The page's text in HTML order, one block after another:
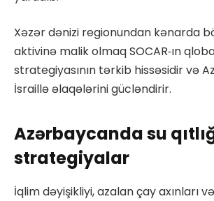
Xəzər dənizi regionundan kənarda
aktivinə malik olmaq SOCAR‑ın
strategiyasının tərkib hissəsidir və
İsraillə əlaqələrini gücləndirir.
Azərbaycanda su
strategiyalar
İqlim dəyişikliyi, azalan çay axınları